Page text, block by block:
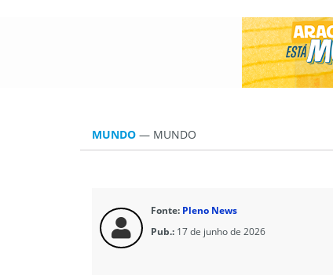
MUNDO — MUNDO
Fonte: Pleno News
Pub.: 17 de junho de 2026